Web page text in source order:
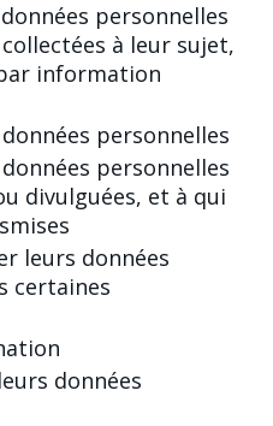
personnelles
à leur sujet,
information
personnelles
personnelles
divulguées, et à qui
leurs données
certaines
données